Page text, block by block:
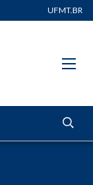
UFMT.BR